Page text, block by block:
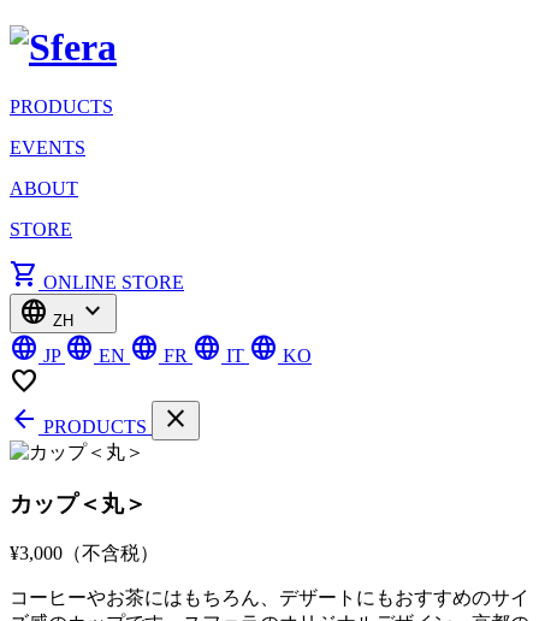
PRODUCTS
EVENTS
ABOUT
STORE
shopping_cart ONLINE STORE
language ZH
expand_more
language JP language EN language FR language IT language KO
favorite_border
arrow_back PRODUCTS close
カップ＜丸＞
¥3,000 （不含税）
コーヒーやお茶にはもちろん、デザートにもおすすめのサイ